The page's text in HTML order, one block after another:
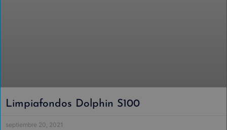
Limpiafondos Dolphin S100
septiembre 20, 2021